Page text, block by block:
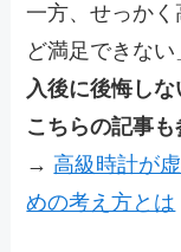
一方、せっか
ど満足できない
入後に後悔しな
こちらの記事も
→高級時計が
めの考え方とは